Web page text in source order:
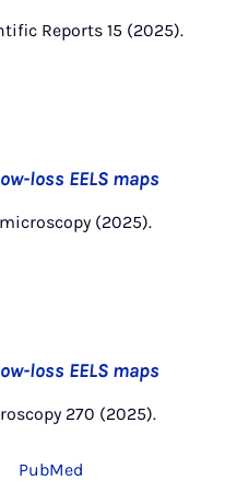
Reports 15 (2025).
loss EELS maps
(2025).
loss EELS maps
270 (2025).
PubMed